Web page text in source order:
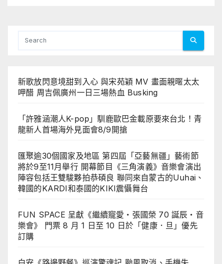
新歌放閃意境甜到入心 與宋苑穎 MV 畫面親暱太太
呷醋 周吉佩廣州一日三場熱血 Busking
「許雅涵潮人K-pop」馴鹿歐巴金載原要來台北！青
龍新人首場海外見面會8/9開搶
匯聚逾30個國家及地區 第四屆「亞藝無疆」藝術節
將於9至11月舉行 開幕節目《三角演義》音樂會演出
陣容包括王雙駿夥拍恭碩良 聯同來自蒙古的Uuhai、
韓國的KARDI和泰國的KIKI震懾舞台
FUN SPACE 呈獻《繼續寵愛・張國榮 70 誕辰・音
樂會》 門票 8 月 1 日至 10 日於「健康．旦」優先
訂購